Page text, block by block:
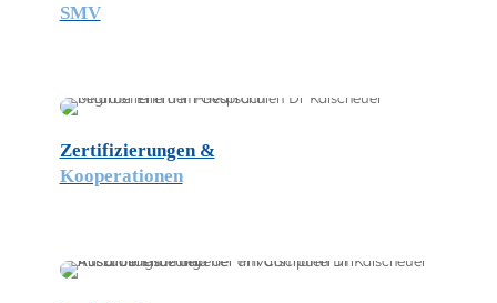
SMV
Zertifizierungen &
Kooperationen